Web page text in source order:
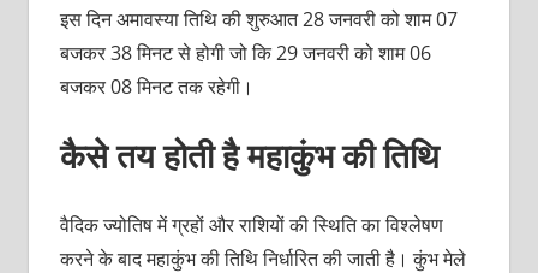
इस दिन अमावस्‍या तिथि की शुरुआत 28 जनवरी को शाम 07
बजकर 38 मिनट से होगी जो कि 29 जनवरी को शाम 06
बजकर 08 मिनट तक रहेगी।
कैसे तय होती है महाकुंभ की तिथि
वैदिक ज्‍योतिष में ग्रहों और राशियों की स्थिति का विश्‍लेषण
करने के बाद महाकुंभ की तिथि निर्धारित की जाती है। कुंभ मेले